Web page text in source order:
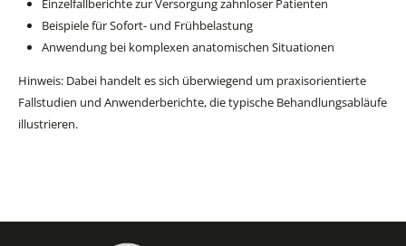
Einzelfallberichte zur Versorgung zahnloser Patienten
Beispiele für Sofort- und Frühbelastung
Anwendung bei komplexen anatomischen Situationen
Hinweis: Dabei handelt es sich überwiegend um praxisorientierte
Fallstudien und Anwenderberichte, die typische Behandlungsabläufe
illustrieren.